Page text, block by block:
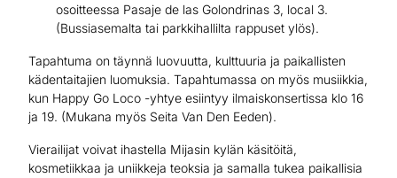
osoitteessa Pasaje de las Golondrinas 3, local 3.
(Bussiasemalta tai parkkihallilta rappuset ylös).
Tapahtuma on täynnä luovuutta, kulttuuria ja paikallisten
kädentaitajien luomuksia. Tapahtumassa on myös musiikkia,
kun Happy Go Loco -yhtye esiintyy ilmaiskonsertissa klo 16
ja 19. (Mukana myös Seita Van Den Eeden).
Vierailijat voivat ihastella Mijasin kylän käsitöitä,
kosmetiikkaa ja uniikkeja teoksia ja samalla tukea paikallisia